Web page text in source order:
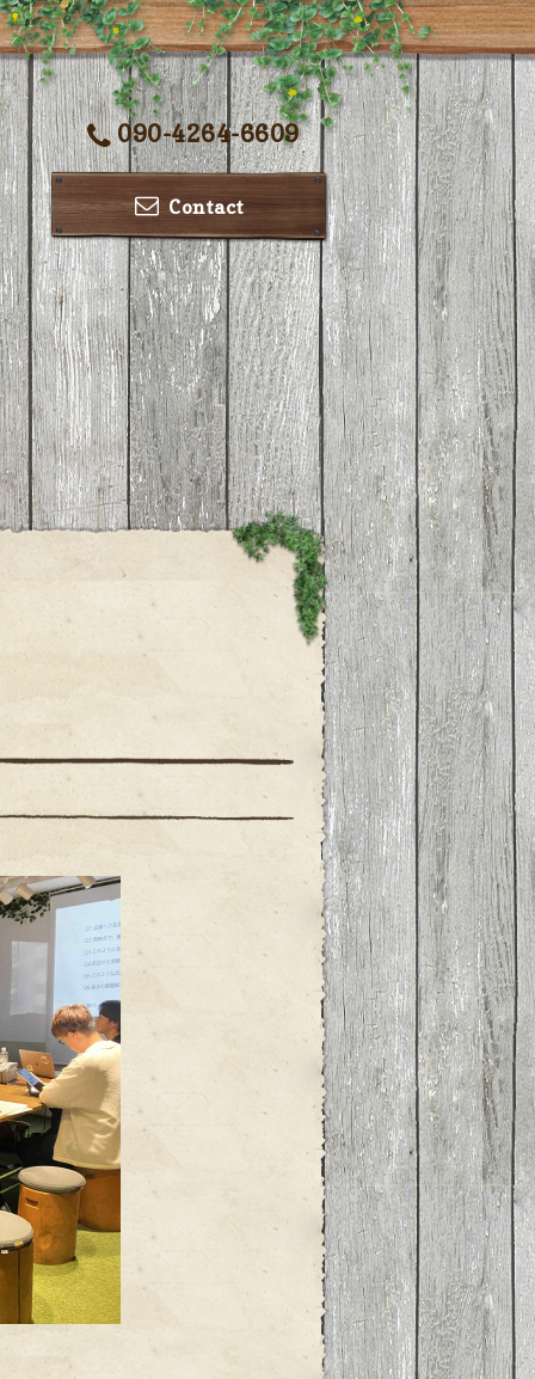
090-4264-6609
Contact